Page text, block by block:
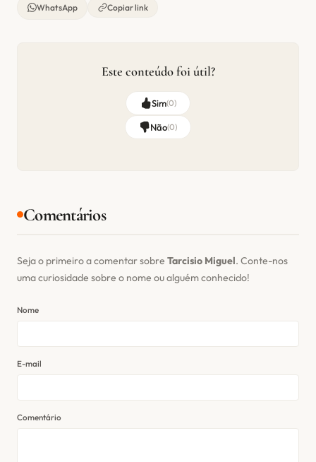
WhatsApp Copiar link
Este conteúdo foi útil?
Sim(0)
Não(0)
Comentários
Seja o primeiro a comentar sobre Tarcisio Miguel. Conte-nos
uma curiosidade sobre o nome ou alguém conhecido!
Nome
E-mail
Comentário